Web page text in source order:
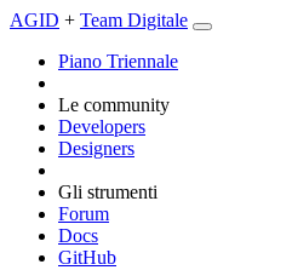
AGID + Team Digitale
Piano Triennale
Le community
Developers
Designers
Gli strumenti
Forum
Docs
GitHub